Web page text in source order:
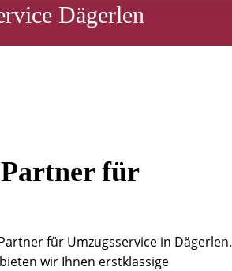
Dägerlen
für
für Umzugsservice in Dägerlen.
wir Ihnen erstklassige